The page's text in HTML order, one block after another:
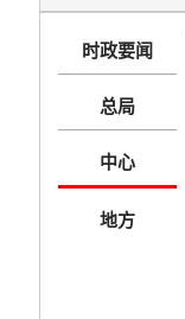
时政要闻
总局
中心
地方